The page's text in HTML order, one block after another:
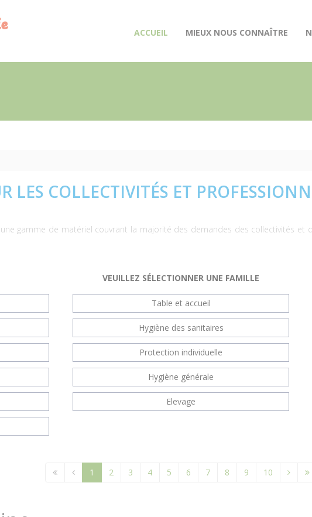
ACCUEIL (CURRENT)
MIEUX NOUS CONNAÎTRE
LES COLLECTIVITÉS ET
gamme de matériel couvrant la majorité des demandes des collectivités et
VEUILLEZ SÉLECTIONNER UNE FAMILLE
Table et accueil
Hygiène des sanitaires
Protection individuelle
Hygiène générale
Elevage
1 2 3 4 5 6 7 8 9 10